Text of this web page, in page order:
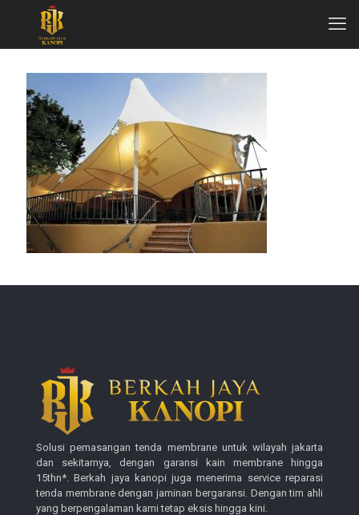
Solusi pemasangan tenda membrane untuk wilayah jakarta
dan sekitarnya, dengan garansi kain membrane hingga
15thn*. Berkah jaya kanopi juga menerima service reparasi
tenda membrane dengan jaminan bergaransi. Dengan tim ahli
yang berpengalaman kami tetap eksis hingga kini.